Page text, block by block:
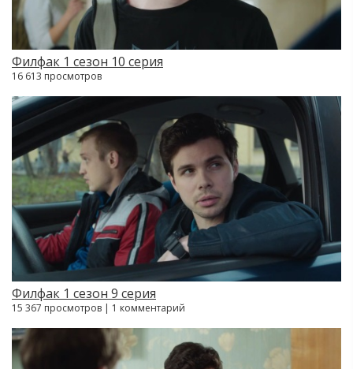
Филфак 1 сезон 10 серия
16 613 просмотров
Филфак 1 сезон 9 серия
15 367 просмотров | 1 комментарий